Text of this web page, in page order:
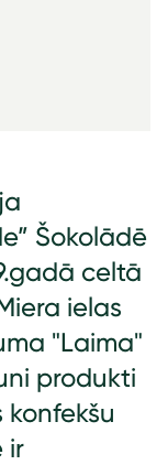
Šokolādē
celtā
ielas
"Laima"
produkti
ir